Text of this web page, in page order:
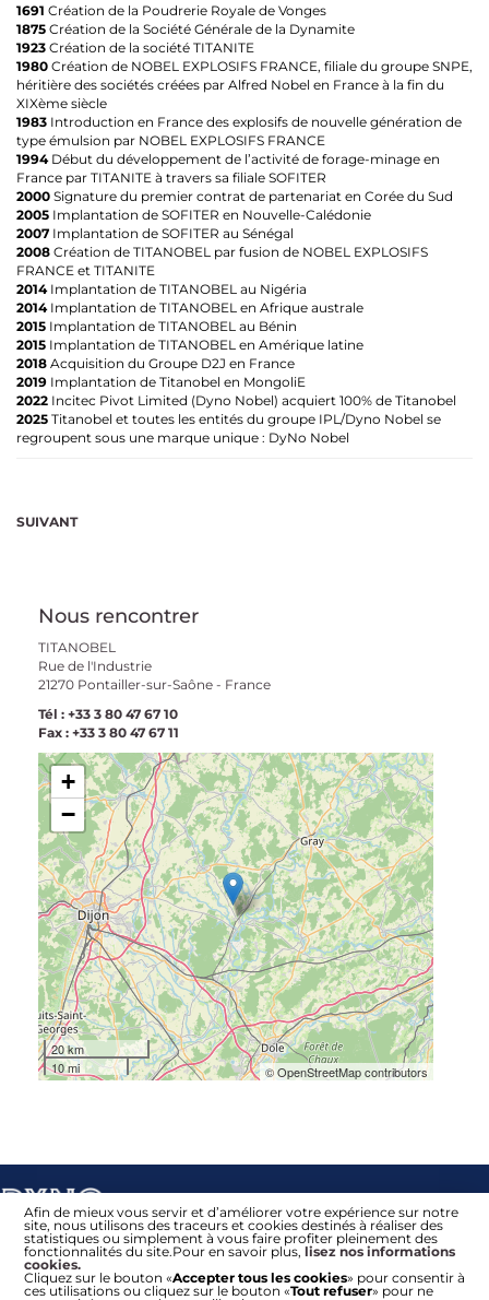
Afin de mieux vous servir et d’améliorer votre expérience sur notre
site, nous utilisons des traceurs et cookies destinés à réaliser des
statistiques ou simplement à vous faire profiter pleinement des
fonctionnalités du site.Pour en savoir plus, lisez nos informations
cookies.
Cliquez sur le bouton «Accepter tous les cookies» pour consentir à
ces utilisations ou cliquez sur le bouton «Tout refuser» pour ne
1691 Création de la Poudrerie Royale de Vonges
1875 Création de la Société Générale de la Dynamite
1923 Création de la société TITANITE
1980 Création de NOBEL EXPLOSIFS FRANCE, filiale du groupe SNPE,
héritière des sociétés créées par Alfred Nobel en France à la fin du
XIXème siècle
1983 Introduction en France des explosifs de nouvelle génération de
type émulsion par NOBEL EXPLOSIFS FRANCE
1994Début du développement de l’activité de forage-minage en
France par TITANITE à travers sa filiale SOFITER
2000 Signature du premier contrat de partenariat en Corée du Sud
2005 Implantation de SOFITER en Nouvelle-Calédonie
2007 Implantation de SOFITER au Sénégal
2008 Création de TITANOBEL par fusion de NOBEL EXPLOSIFS
FRANCE et TITANITE
2014Implantation de TITANOBEL au Nigéria
2014Implantation de TITANOBEL en Afrique australe
2015 Implantation de TITANOBEL au Bénin
2015 Implantation de TITANOBEL en Amérique latine
2018 Acquisition du Groupe D2J en France
2019 Implantation de Titanobel en MongoliE
2022 Incitec Pivot Limited (Dyno Nobel) acquiert 100% de Titanobel
2025 Titanobel et toutes les entités du groupe IPL/Dyno Nobel se
regroupent sous une marque unique : DyNo Nobel
SUIVANT
Nous rencontrer
TITANOBEL
Rue de l'Industrie
21270 Pontailler-sur-Saône - France
Tél : +33 3 80 47 67 10
Fax : +33 3 80 47 67 11
+
−
20 km
10 mi
© OpenStreetMap contributors